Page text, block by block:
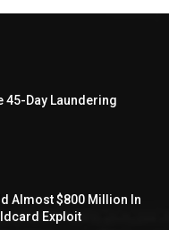
45-Day Laundering
Almost $800 Million In
Exploit